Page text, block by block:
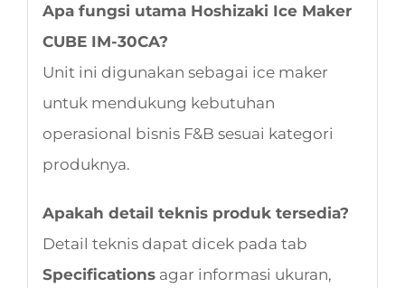
Apa fungsi utama Hoshizaki Ice Maker
CUBE IM-30CA?
Unit ini digunakan sebagai ice maker
untuk mendukung kebutuhan
operasional bisnis F&B sesuai kategori
produknya.
Apakah detail teknis produk tersedia?
Detail teknis dapat dicek pada tab
Specificationsagar informasi ukuran,